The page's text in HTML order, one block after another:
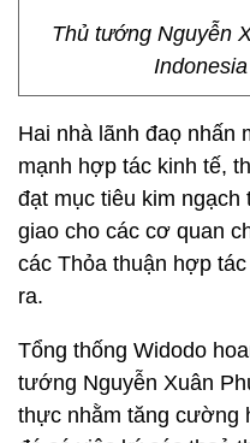
Thủ tướng Nguyễn
Hai nhà lãnh đaọ nhấn
mạnh hợp tác kinh tế,
đạt mục tiêu kim
giao cho các cơ quan
các Thỏa thuận hợp
ra.
Tổng thống Widodo
tướng Nguyễn Xuân
thực nhằm tăng cường